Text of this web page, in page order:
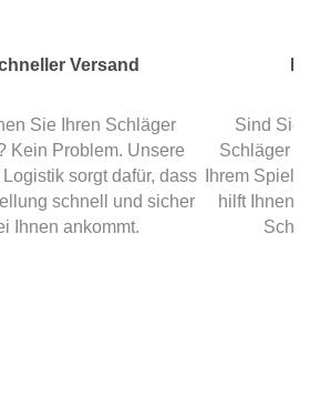
Versand
Sie Ihren Schläger
Kein Problem. Unsere
sorgt dafür, dass
schnell und sicher
Ihnen ankommt.
Sind Sie
Schläger
Ihrem
hilft Ihnen